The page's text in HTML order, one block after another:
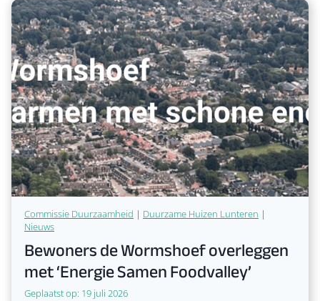
r
p
s
r
a
a
d
L
u
n
t
e
r
n
m
Lees verderO
n
t
m
o
e
o
n
s
Commissie Duurzaamheid | Duurzame Huizen Lunteren |
Nieuws
Bewoners de Wormshoef overleggen
met ‘Energie Samen Foodvalley’
Geplaatst op: 19 juli 2026